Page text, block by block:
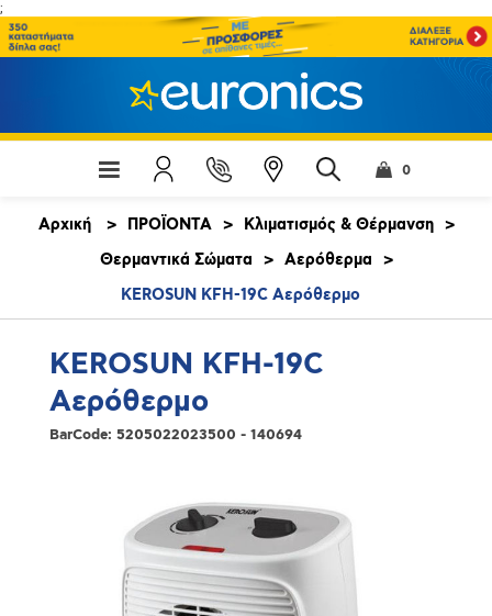
;
0
Αρχική > ΠΡΟΪΟΝΤΑ > Κλιματισμός & Θέρμανση >
Θερμαντικά Σώματα
> Αερόθερμα
>
KEROSUN KFH-19C Αερόθερμο
KEROSUN KFH-19C
Αερόθερμο
BarCode: 5205022023500 - 140694